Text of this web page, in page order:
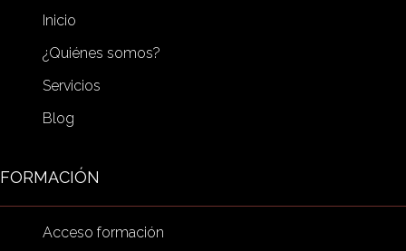
Inicio
¿Quiénes somos?
Servicios
Blog
FORMACIÓN
Acceso formación